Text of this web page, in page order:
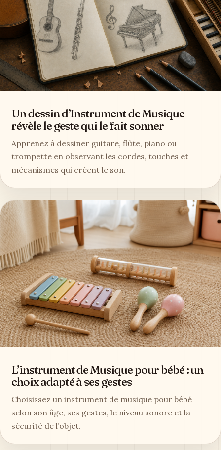
Un dessin d’Instrument de Musique
révèle le geste qui le fait sonner
Apprenez à dessiner guitare, flûte, piano ou
trompette en observant les cordes, touches et
mécanismes qui créent le son.
L’instrument de Musique pour bébé : un
choix adapté à ses gestes
Choisissez un instrument de musique pour bébé
selon son âge, ses gestes, le niveau sonore et la
sécurité de l’objet.